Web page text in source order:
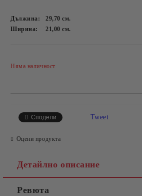
Дължина: 29,70см.
Ширина:
21,00см.
Няма наличност
Сподели Tweet
Оцени продукта
Детайлно описание
Ревюта